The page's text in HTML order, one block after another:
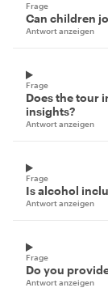
Frage
Can children
Antwort anzeigen
Frage
Does the tour
insights?
Antwort anzeigen
Frage
Is alcohol
Antwort anzeigen
Frage
Do you
Antwort anzeigen